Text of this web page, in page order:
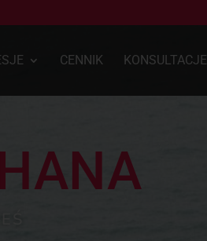
CENNIK KONSULTACJE